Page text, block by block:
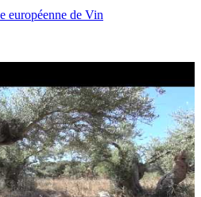
européenne de Vin